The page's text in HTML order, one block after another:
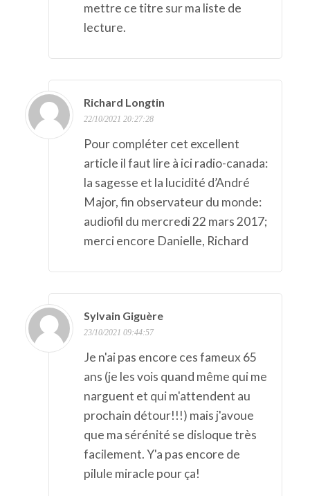
mettre ce titre sur ma liste de
lecture.
Richard Longtin
22/10/2021 20:27:28
Pour compléter cet excellent
article il faut lire à ici radio-canada:
la sagesse et la lucidité d’André
Major, fin observateur du monde:
audiofil du mercredi 22 mars 2017;
merci encore Danielle, Richard
Sylvain Giguère
23/10/2021 09:44:57
Je n'ai pas encore ces fameux 65
ans (je les vois quand même qui me
narguent et qui m'attendent au
prochain détour!!!) mais j'avoue
que ma sérénité se disloque très
facilement. Y'a pas encore de
pilule miracle pour ça!